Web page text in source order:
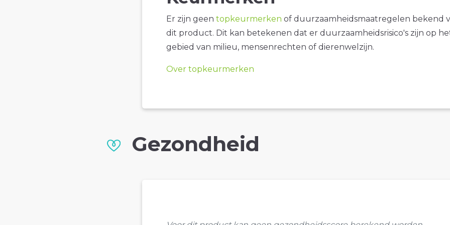
Er zijn geen topkeurmerken of duurzaamheidsmaatregelen bekend
dit product. Dit kan betekenen dat er duurzaamheidsrisico's zijn op
gebied van milieu, mensenrechten of dierenwelzijn.
Over topkeurmerken
Gezondheid